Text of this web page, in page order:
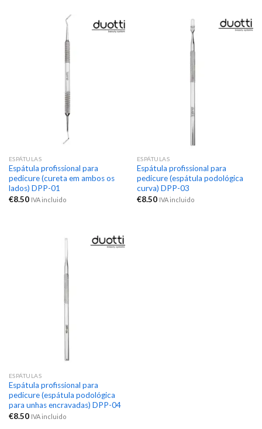
ESPÁTULAS
Espátula profissional para
pedicure (cureta em ambos os
lados) DPP-01
€8.50 IVA incluido
ESPÁTULAS
Espátula profissional para
pedicure (espátula podológica
curva) DPP-03
€8.50 IVA incluido
ESPÁTULAS
Espátula profissional para
pedicure (espátula podológica
para unhas encravadas) DPP-04
€8.50 IVA incluido